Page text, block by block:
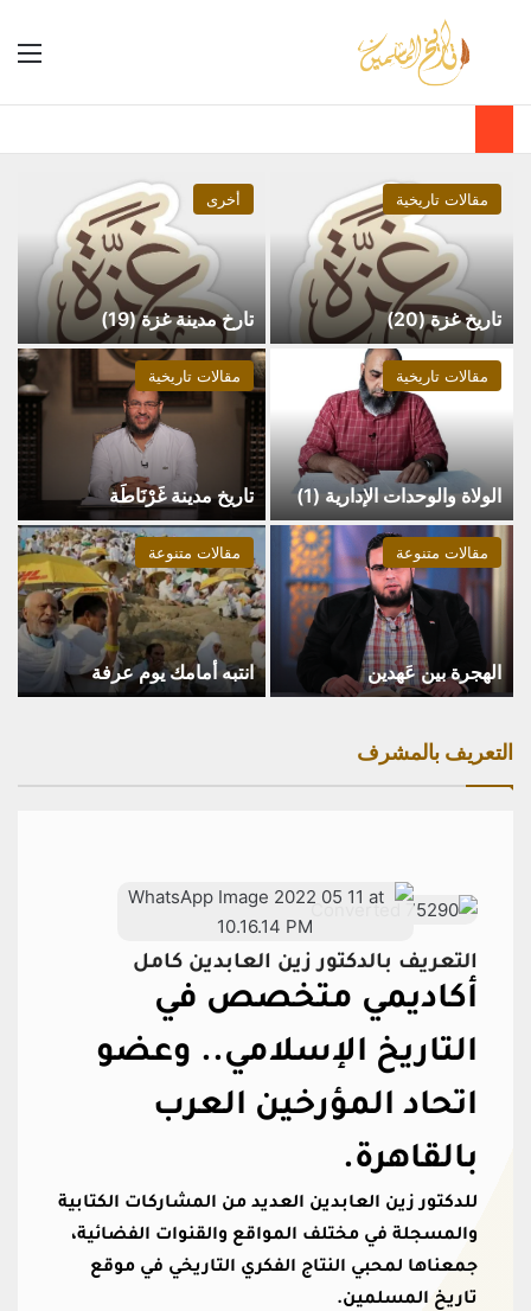
مقالات تاريخية
تاريخ غزة (20)
أخرى
تارخ مدينة غزة (19)
مقالات تاريخية
الولاة والوحدات الإدارية (1)
مقالات تاريخية
تاريخ مدينة غَرْنَاطَة
مقالات متنوعة
الهجرة بين عَهدين
مقالات متنوعة
انتبه أمامك يوم عرفة
التعريف بالمشرف
التعريف بالدكتور زين العابدين كامل
أكاديمي متخصص في
التاريخ الإسلامي.. وعضو
اتحاد المؤرخين العرب
بالقاهرة.
للدكتور زين العابدين العديد من المشاركات الكتابية
والمسجلة في مختلف المواقع والقنوات الفضائية،
جمعناها لمحبي النتاج الفكري التاريخي في موقع
تاريخ المسلمين.